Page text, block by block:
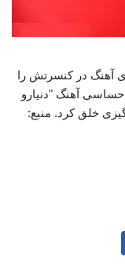
آهنگ در کنسرتش را
آهنگ "دنیارو
خلق کرد. منبع: